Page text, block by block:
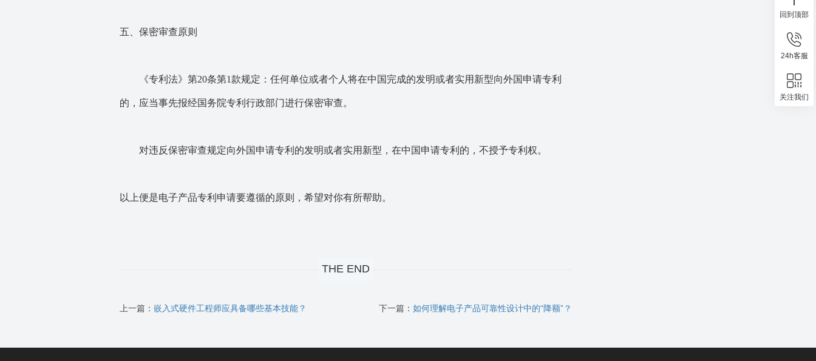
五、保密审查原则
《专利法》第20条第1款规定：任何单位或者个人将在中国完成的发明或者实用新型向外国申请专利
的，应当事先报经国务院专利行政部门进行保密审查。
对违反保密审查规定向外国申请专利的发明或者实用新型，在中国申请专利的，不授予专利权。
以上便是电子产品专利申请要遵循的原则，希望对你有所帮助。
THE END
上一篇： 嵌入式硬件工程师应具备哪些基本技能？ 下一篇： 如何理解电子产品可靠性设计中的“降额”？
回到顶部
24h客服
关注我们